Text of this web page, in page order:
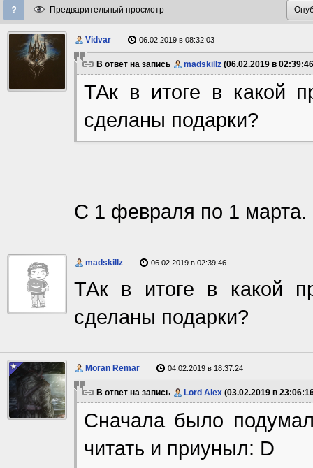
Предварительный просмотр
Vidvar 06.02.2019 в 08:32:03
В ответ на запись madskillz (06.02.2019 в
ТАк в итоге в какой
сделаны подарки?
C 1 февраля по 1 марта.
madskillz 06.02.2019 в 02:39:46
ТАк в итоге в какой
сделаны подарки?
Moran Remar 04.02.2019 в 18:37:24
В ответ на запись Lord Alex (03.02.2019 в
Сначала было
читать и приуныл: D